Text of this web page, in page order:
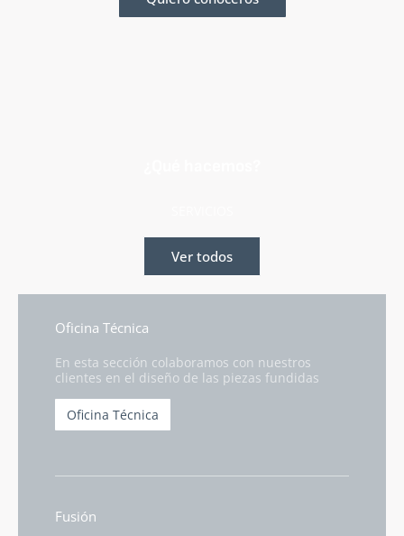
Ver todos
Oficina Técnica
En esta sección colaboramos con nuestros
clientes en el diseño de las piezas fundidas
Oficina Técnica
Fusión